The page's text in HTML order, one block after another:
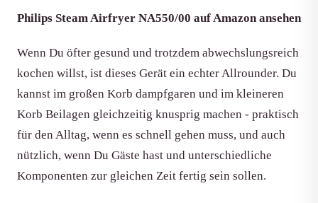
Philips Steam Airfryer NA550/00 auf Amazon ansehen
Wenn Du öfter gesund und trotzdem abwechslungsreich
kochen willst, ist dieses Gerät ein echter Allrounder. Du
kannst im großen Korb dampfgaren und im kleineren
Korb Beilagen gleichzeitig knusprig machen - praktisch
für den Alltag, wenn es schnell gehen muss, und auch
nützlich, wenn Du Gäste hast und unterschiedliche
Komponenten zur gleichen Zeit fertig sein sollen.